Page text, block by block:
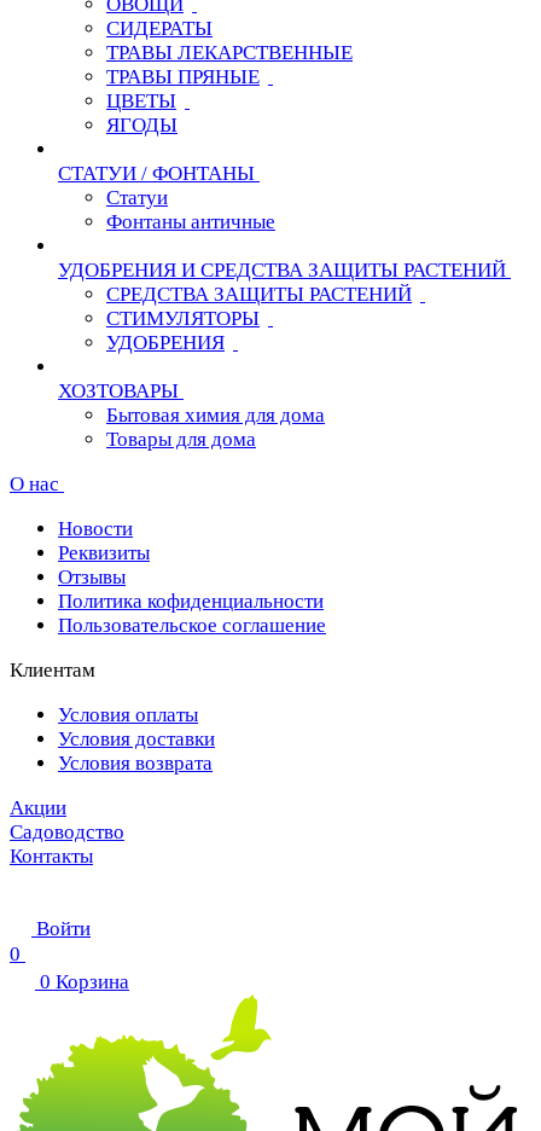
СИДЕРАТЫ
ТРАВЫ ЛЕКАРСТВЕННЫЕ
ТРАВЫ ПРЯНЫЕ
ЦВЕТЫ
ЯГОДЫ
СТАТУИ / ФОНТАНЫ
Статуи
Фонтаны античные
УДОБРЕНИЯ И СРЕДСТВА ЗАЩИТЫ РАСТЕНИЙ
СРЕДСТВА ЗАЩИТЫ РАСТЕНИЙ
СТИМУЛЯТОРЫ
УДОБРЕНИЯ
ХОЗТОВАРЫ
Бытовая химия для дома
Товары для дома
О нас
Новости
Реквизиты
Отзывы
Политика кофиденциальности
Пользовательское соглашение
Клиентам
Условия оплаты
Условия доставки
Условия возврата
Акции
Садоводство
Контакты
Войти
0
0 Корзина